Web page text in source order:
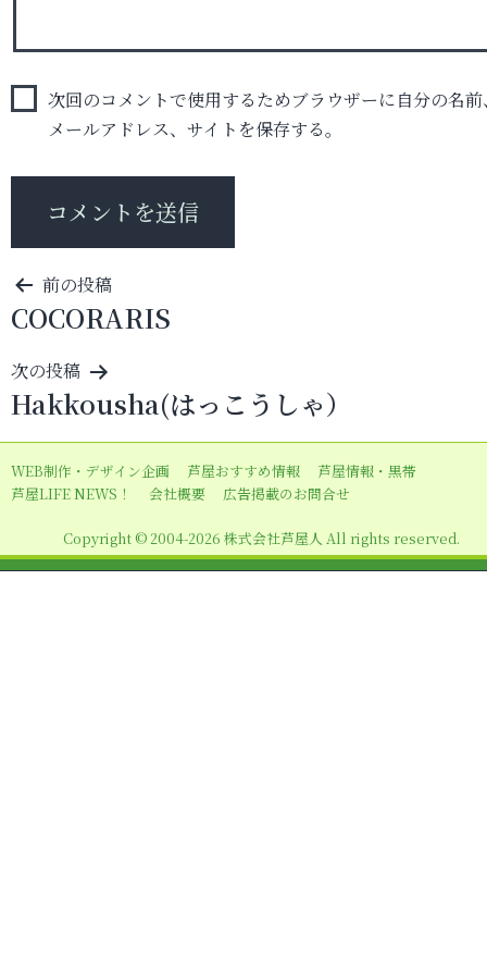
次回のコメントで使用するためブラウザーに自分の名前
メールアドレス、サイトを保存する。
投
稿
ナ
ビ
ゲ
ー
シ
ン
前の投稿
COCORARIS
次の投稿
Hakkousha(はっこうしゃ）
WEB制作・デザイン企画 芦屋おすすめ情報
芦屋情報・黒帯
芦屋LIFE NEWS！
会社概要 広告掲載のお問合せ
Copyright © 2004-2026 株式会社芦屋人 All rights reserved.